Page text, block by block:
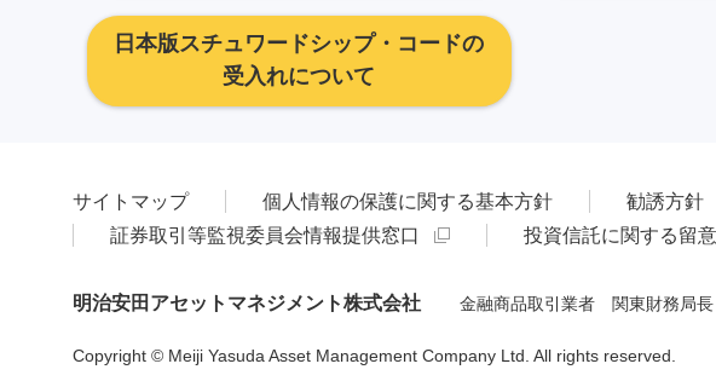
日本版スチュワードシップ・コードの
受入れについて
サイトマップ 個人情報の保護に関する基本方針 勧誘方針
証券取引等監視委員会情報提供窓口
投資信託に関する留
明治安田アセットマネジメント株式会社 金融商品取引業者 関東財務局
Copyright © Meiji Yasuda Asset Management Company Ltd. All rights reserved.